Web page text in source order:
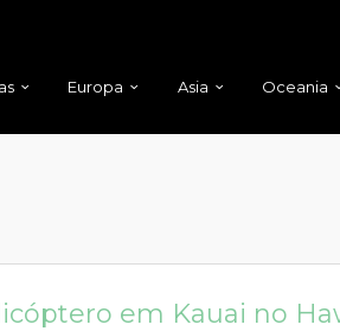
Europa Asia Oceania
em Kauai no